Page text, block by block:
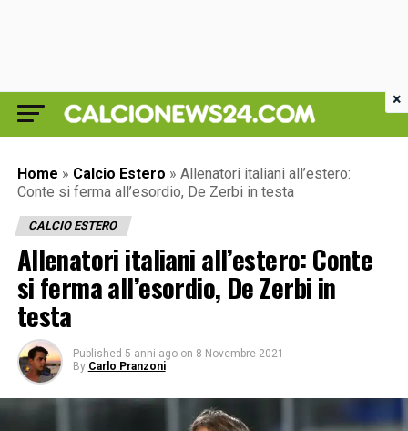
Home » Calcio Estero » Allenatori italiani all’estero:
Conte si ferma all’esordio, De Zerbi in testa
CALCIO ESTERO
Allenatori italiani all’estero: Conte
si ferma all’esordio, De Zerbi in
testa
Published 5 anni ago on 8 Novembre 2021
By Carlo Pranzoni
×